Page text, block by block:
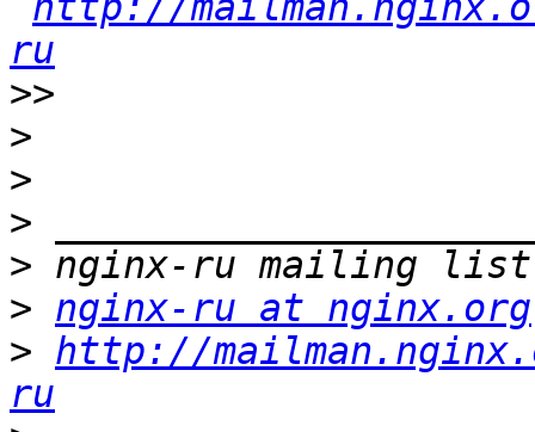
ru
>>
>
>
>
>
> nginx-ru at nginx.org
> http://
ru